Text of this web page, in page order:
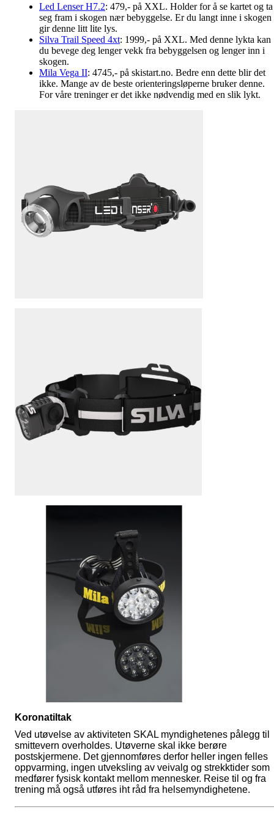
Led Lenser H7.2: 479,- på XXL. Holder for å se kartet og ta
seg fram i skogen nær bebyggelse. Er du langt inne i skogen
gir denne litt lite lys.
Silva Trail Speed 4xt: 1999,- på XXL. Med denne lykta kan
du bevege deg lenger vekk fra bebyggelsen og lenger inn i
skogen.
Mila Vega II: 4745,- på skistart.no. Bedre enn dette blir det
ikke. Mange av de beste orienteringsløperne bruker denne.
For våre treninger er det ikke nødvendig med en slik lykt.
Koronatiltak
Ved utøvelse av aktiviteten SKAL myndighetenes pålegg til
smittevern overholdes. Utøverne skal ikke berøre
postskjermene. Det gjennomføres derfor heller ingen felles
oppvarming, ingen utveksling av veivalg og strekktider som
medfører fysisk kontakt mellom mennesker. Reise til og fra
trening må også utføres iht råd fra helsemyndighetene.